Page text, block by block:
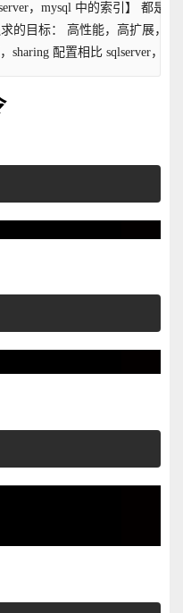
，mysql 中的索引】 都是建
求的目标： 高性能，高扩展，
sharing 配置相比 sqlserver，